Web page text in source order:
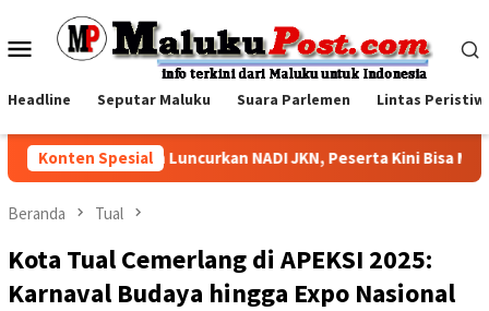
konten
Menu
Headline Seputar Maluku Suara Parlemen Lintas
Konten Spesial
BPJS Kesehatan Luncurkan NADI JKN, Peserta Kini Bisa
Beranda Tual
Kota Tual Cemerlang di APEKSI 2025:
Karnaval Budaya hingga Expo Nasional